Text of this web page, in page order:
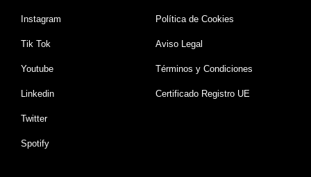
Instagram
Tik Tok
Youtube
Linkedin
Twitter
Spotify
Política de Cookies
Aviso Legal
Términos y Condiciones
Certificado Registro UE